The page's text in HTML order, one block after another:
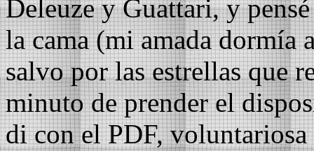
Deleuze y Guattari, y
la cama (mi amada dormía
salvo por las estrellas que
minuto de prender el
di con el PDF, voluntariosa